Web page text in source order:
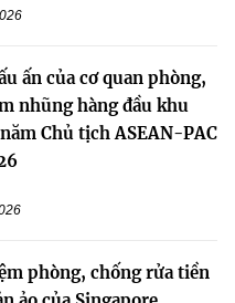
ấn của cơ quan phòng,
nhũng hàng đầu khu
Chủ tịch ASEAN-PAC
phòng, chống rửa tiền